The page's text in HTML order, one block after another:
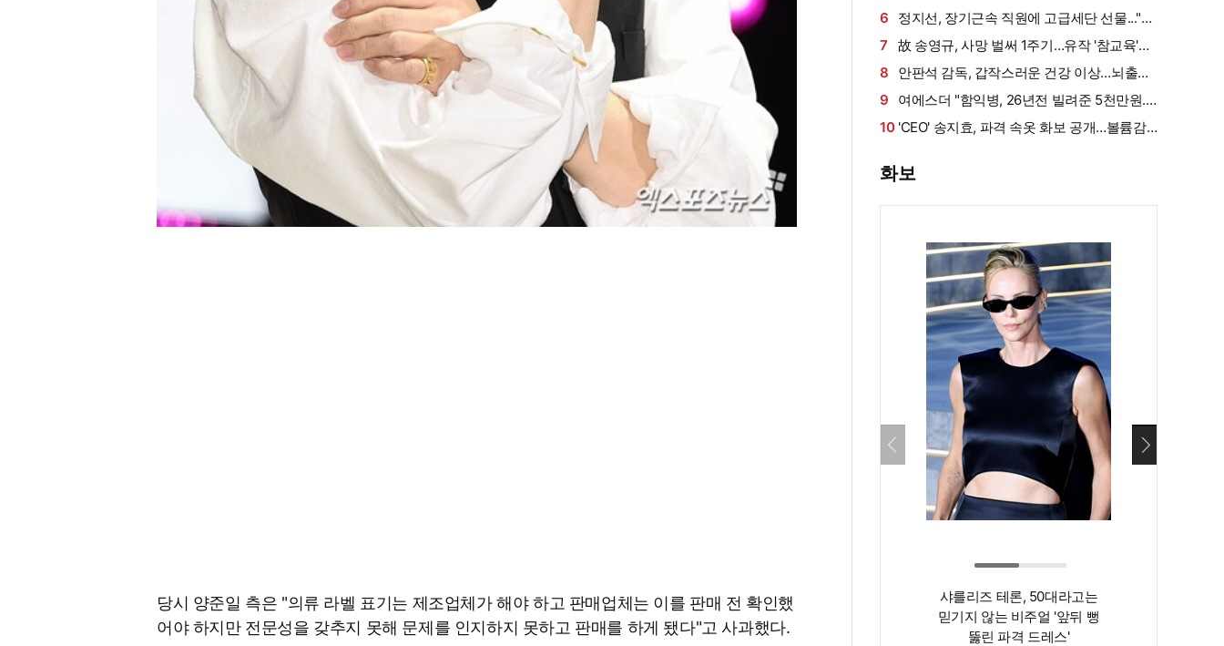
당시 양준일 측은 "의류 라벨 표기는 제조업체가 해야 하고 판매업체는 이를 판매 전 확인했
어야 하지만 전문성을 갖추지 못해 문제를 인지하지 못하고 판매를 하게 됐다"고 사과했다.
살아남았다" (내 남은 연애)
6
정지선, 장기근속 직원에 고급세단 선물..."차
부담되면 명품백도 가능" (사당귀)[전일야화]
7
故 송영규, 사망 벌써 1주기…유작 '참교육'서
묵직한 존재감
8
안판석 감독, 갑작스러운 건강 이상…뇌출혈
로 쓰러져
9
여에스더 "함익병, 26년전 빌려준 5천만원...
그덕에 사업 시작" (동상이몽2)[종합]
10 'CEO' 송지효, 파격 속옷 화보 공개…볼륨감·
화보
샤를리즈 테론, 50대라고는
믿기지 않는 비주얼 '앞뒤 뻥
뚫린 파격 드레스'